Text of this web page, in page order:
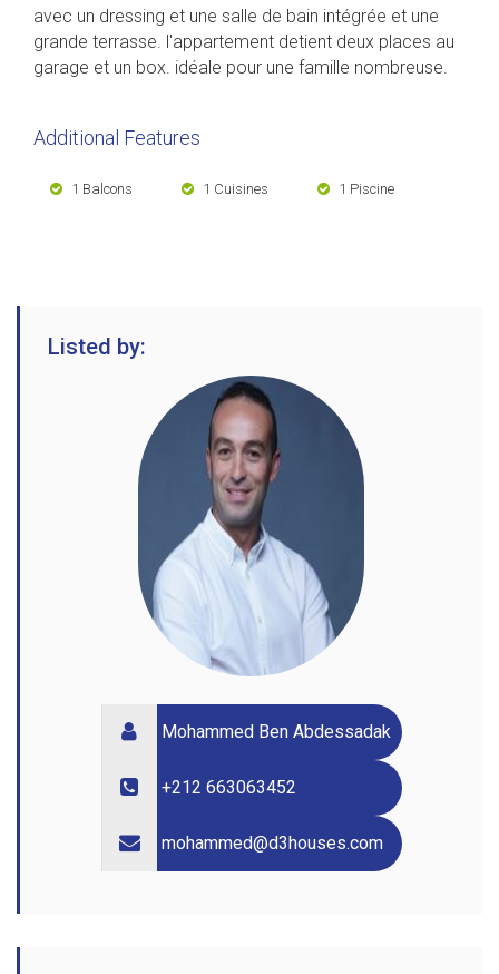
avec un dressing et une salle de bain intégrée et une
grande terrasse. l'appartement detient deux places au
garage et un box. idéale pour une famille nombreuse.
Additional Features
1 Balcons 1 Cuisines 1 Piscine
Listed by:
Mohammed Ben Abdessadak
+212 663063452
mohammed@d3houses.com